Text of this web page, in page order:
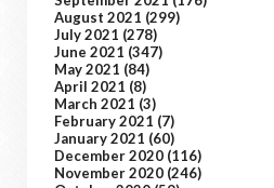
August 2021 (299)
July 2021 (278)
June 2021 (347)
May 2021 (84)
April 2021 (8)
March 2021 (3)
February 2021 (7)
January 2021 (60)
December 2020 (116)
November 2020 (246)